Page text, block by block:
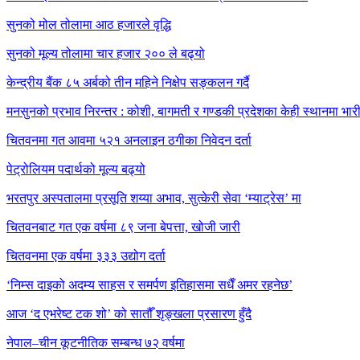
विभागले इजाजतपत्रसम्बन्धी थप जानकारी आवश्यक परे विभागमै सम्पर्क गर्न
सुनको मोल तोलामा आठ हजारले वृद्धि
सुनको मूल्य तोलामा चार हजार २०० ले बढ्यो
केन्द्रीय बैंक ८५ अर्बको तीन महिने निक्षेप सङ्कलन गर्दै
मनसुनको प्रभाव निरन्तर : कोशी, बागमती र गण्डकी प्रदेशका केही स्थानमा भारी
चितवनमा गत आवमा ५२१ अनलाइन ठगीका निवेदन दर्ता
पेट्रोलियम पदार्थको मूल्य बढ्यो
भरतपुर अस्पतालमा प्रसूति शय्या अभाव, सुत्केरी सेवा ‘म्याट्रेस’ मा
चितवनबाट गत एक वर्षमा ८९ जना बेपत्ता, खोजी जारी
चितवनमा एक वर्षमा ३३३ उद्योग दर्ता
‘निम्स दाइको अदम्य साहस र समर्पण इतिहासमा सधैँ अमर रहनेछ’
आज ‘द एभरेष्ट टक शो’ को सातौँ शृङ्खला प्रसारण हुँदै
नेपाल–चीन कूटनीतिक सम्बन्ध ७२ वर्षमा